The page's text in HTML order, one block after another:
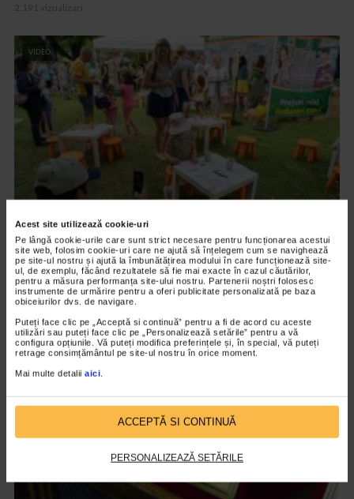
Acest site utilizează cookie-uri
Pe lângă cookie-urile care sunt strict necesare pentru funcționarea acestui
site web, folosim cookie-uri care ne ajută să înțelegem cum se navighează
pe site-ul nostru și ajută la îmbunătățirea modului în care funcționează site-
ul, de exemplu, făcând rezultatele să fie mai exacte în cazul căutărilor,
pentru a măsura performanța site-ului nostru. Partenerii noștri folosesc
instrumente de urmărire pentru a oferi publicitate personalizată pe baza
obiceiurilor dvs. de navigare.
Puteți face clic pe „Acceptă si continuă” pentru a fi de acord cu aceste
utilizări sau puteți face clic pe „Personalizează setările” pentru a vă
configura opțiunile. Vă puteți modifica preferințele și, în special, vă puteți
retrage consimțământul pe site-ul nostru în orice moment.
Mai multe detalii aici.
ACCEPTĂ SI CONTINUĂ
PERSONALIZEAZĂ SETĂRILE
2.191 vizualizari
VIDEO
EVENIMENT , TOATE
Catena – Farmacia inimii, partener strategic
al Forbes Kids FAMILYathlon
1.891 vizualizari
VIDEO